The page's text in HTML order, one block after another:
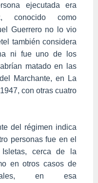
ejecutada era
, conocido como
Guerrero no lo vio
también considera
ni fue uno de los
matado en las
Marchante, en La
con otras cuatro
del régimen indica
personas fue en el
Isletas, cerca de la
en otros casos de
en esa